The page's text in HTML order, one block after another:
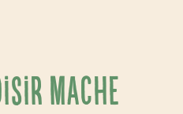
MACHE